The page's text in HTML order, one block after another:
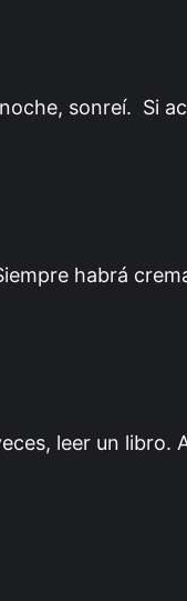
sonreí. Si
habrá
leer un libro.